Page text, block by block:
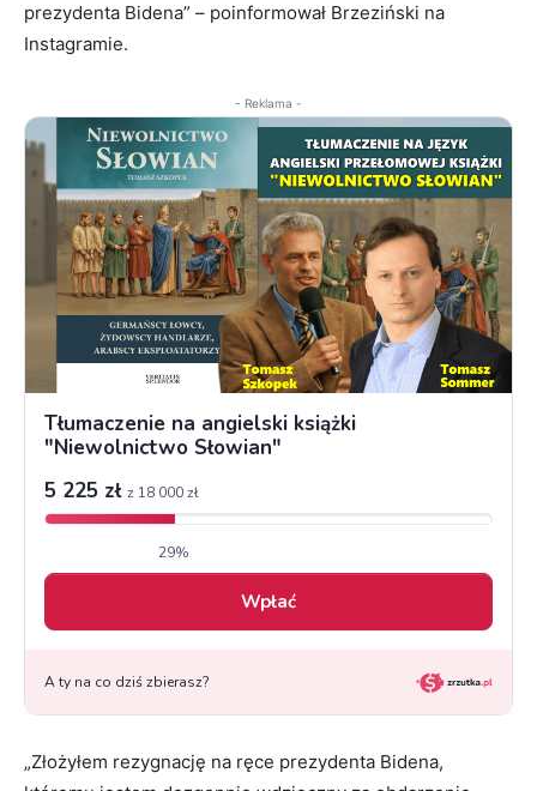
prezydenta Bidena” – poinformował Brzeziński na
Instagramie.
- Reklama -
„Złożyłem rezygnację na ręce prezydenta Bidena,